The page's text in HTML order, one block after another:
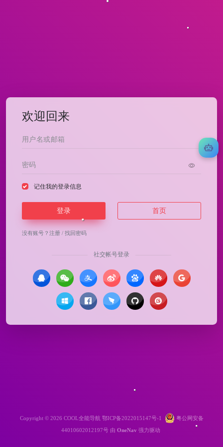
欢迎回来
记住我的登录信息
登录 首页
没有账号？ 注册 / 找回密码
社交帐号登录
Copyright © 2026 COOL全能导航 鄂ICP备2022015147号-1
粤公网安备
44010602012197号 由 OneNav 强力驱动